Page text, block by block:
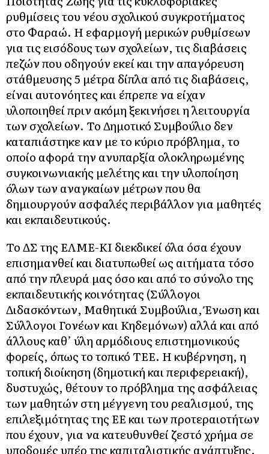
ρυθμίσεις του νέου σχολικού συγκροτήματος
στο Φαραώ. Η εφαρμογή μερικών ρυθμίσεων
για τις εισόδους των σχολείων, τις διαβάσεις
πεζών που οδηγούν εκεί και την απαγόρευση
στάθμευσης 5 μέτρα δίπλα από τις διαβάσεις,
είναι αυτονόητες και έπρεπε να είχαν
υλοποιηθεί πριν ακόμη ξεκινήσει η λειτουργία
των σχολείων. Το Δημοτικό Συμβούλιο δεν
καταπιάστηκε καν με το κύριο πρόβλημα, το
οποίο αφορά την ανυπαρξία ολοκληρωμένης
συγκοινωνιακής μελέτης και την υλοποίηση
όλων των αναγκαίων μέτρων που θα
δημιουργούν ασφαλές περιβάλλον για μαθητές
και εκπαιδευτικούς.
Το ΔΣ της ΕΛΜΕ-ΚΙ διεκδικεί όλα όσα έχουν
επισημανθεί και διατυπωθεί ως αιτήματα τόσο
από την πλευρά μας όσο και από το σύνολο της
εκπαιδευτικής κοινότητας (Σύλλογοι
Διδασκόντων, Μαθητικά Συμβούλια, Ένωση και
Σύλλογοι Γονέων και Κηδεμόνων) αλλά και από
άλλους καθ’ ύλη αρμόδιους επιστημονικούς
φορείς, όπως το τοπικό ΤΕΕ. Η κυβέρνηση, η
τοπική διοίκηση (δημοτική και περιφερειακή),
δυστυχώς, θέτουν το πρόβλημα της ασφάλειας
των μαθητών στη μέγγενη του ρεαλισμού, της
επιλεξιμότητας της ΕΕ και των προτεραιοτήτων
που έχουν, για να κατευθυνθεί ζεστό χρήμα σε
υποδομές υπέρ της καπιταλιστικής ανάπτυξης.